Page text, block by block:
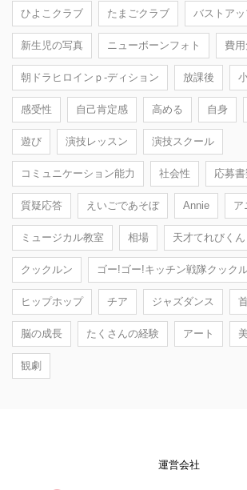
ひよこクラブ たまごクラブ バストア
新生児の写真 ニューボーンフォト 費
朝ドラヒロインｐ-ディション 放課後
感受性 自己肯定感 高める 自身
遊び 演技レッスン 演技スクール
コミュニケーション能力 社会性 応募
質疑応答 えいごであそぼ Annie ア
ミュージカル教室 相場 天才てれびくん
クックルン ゴー!ゴー!キッチン戦隊クック
ヒップホップ チア ジャズダンス
脳の成長 たくさんの経験 アート
観劇
運営会社